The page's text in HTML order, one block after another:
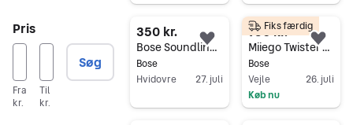
Pris
Fra
kr.
Til
kr.
Søg
350 kr.
Bose Soundlink Bluetooth højttaler Perfekt lyd
Bose
Hvidovre
27. juli
Føj til favoritter.
Gå til annoncen
750 kr.
Miiego Twister XL - Trådløs soundboks m. Bluetooth
Bose
Vejle
26. juli
Køb nu
Fiks færdig
Føj